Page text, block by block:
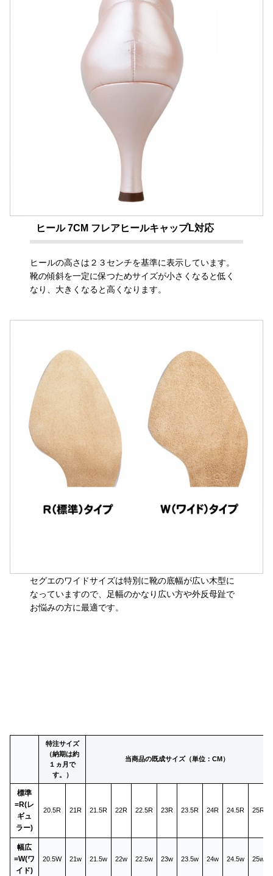
ヒール 7CM フレアヒールキャップL対応
ヒールの高さは２３センチを基準に表示しています。
靴の傾斜を一定に保つためサイズが小さくなると低く
なり、大きくなると高くなります。
セグエのワイドサイズは特別に靴の底幅が広い木型に
なっていますので、足幅のかなり広い方や外反母趾で
お悩みの方に最適です。
特注サイズ
（納期は約
１ヵ月で
す。）
当商品の既成サイズ（単位：CM）
標準
=R(レ
ギュ
ラー)
20.5R 21R 21.5R 22R 22.5R 23R 23.5R 24R 24.5R 25R
幅広
=W(ワ
イド)
20.5W 21w 21.5w 22w 22.5w 23w 23.5w 24w 24.5w 25w